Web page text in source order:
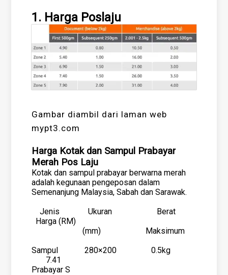
1. Harga Poslaju
Gambar diambil dari laman web
mypt3.com
Harga Kotak dan Sampul Prabayar
Merah Pos Laju
Kotak dan sampul prabayar berwarna merah
adalah kegunaan pengeposan dalam
Semenanjung Malaysia, Sabah dan Sarawak.
Jenis Ukuran Berat
Harga (RM)
(mm) Maksimum
Sampul 280×200 0.5kg
7.41
Prabayar S